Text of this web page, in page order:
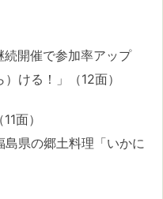
開催で参加率アップ
ける！」（12面）
面）
県の郷土料理「いかに